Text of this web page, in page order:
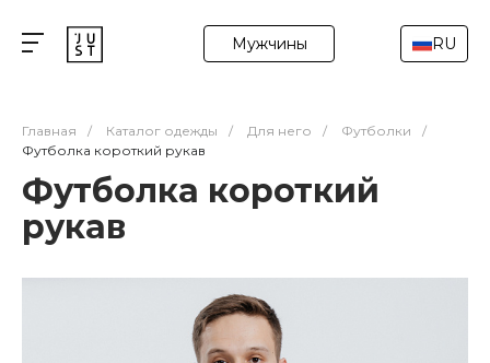
Мужчины RU
Главная / Каталог одежды / Для него / Футболки
/
Футболка короткий рукав
Футболка короткий
рукав